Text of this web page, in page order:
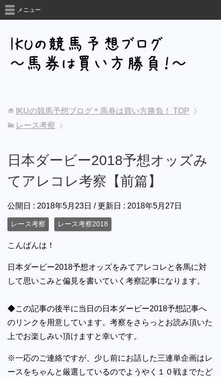
メニュー
IKUの競馬予想ブログ＊馬券は買い方勝負！
TOP
レース考察
日本ダービー2018予想オッズみ
てアレコレ考察【前篇】
公開日 : 2018年5月23日 / 更新日 : 2018年5月27日
レース考察 レース考察2018
こんばんは！
日本ダービー2018予想オッズをみてアレコレと各馬に対
して思いこみと偏見を書いていく考察記事になります。
◆この記事の後半に当日の日本ダービー2018予想記事へ
のリンクを用意しています。考察をさらっとお読み頂いた
上でお楽しみい頂けますと幸いです。
※一応のご連絡ですが、少し前にお話した三連単企画はレ
ースをちゃんと厳選しているのでようやく１０戦までたど